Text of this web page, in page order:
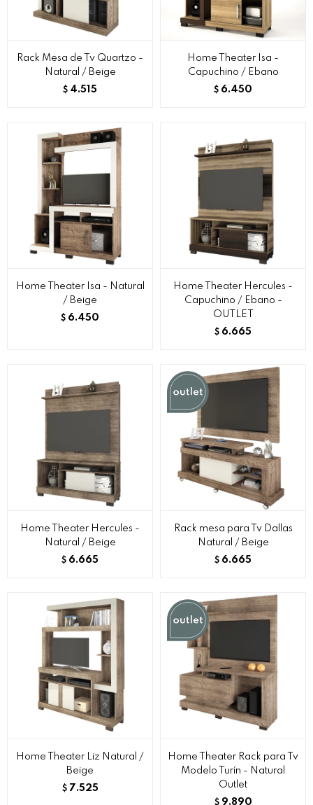
Rack Mesa de Tv Quartzo -
Natural / Beige
$ 4.515
Home Theater Isa -
Capuchino / Ebano
$ 6.450
Home Theater Isa - Natural
/ Beige
$ 6.450
Home Theater Hercules -
Capuchino / Ebano -
OUTLET
$ 6.665
Home Theater Hercules -
Natural / Beige
$ 6.665
Rack mesa para Tv Dallas
Natural / Beige
$ 6.665
Home Theater Liz Natural /
Beige
$ 7.525
Home Theater Rack para Tv
Modelo Turín - Natural
Outlet
$ 9.890